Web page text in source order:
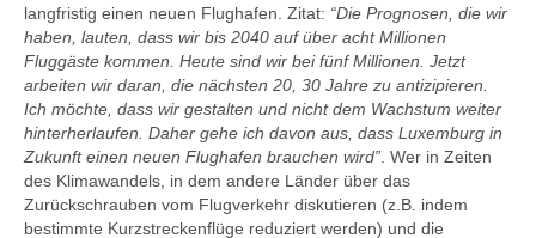
langfristig einen neuen Flughafen. Zitat: “Die Prognosen, die wir
haben, lauten, dass wir bis 2040 auf über acht Millionen
Fluggäste kommen. Heute sind wir bei fünf Millionen. Jetzt
arbeiten wir daran, die nächsten 20, 30 Jahre zu antizipieren.
Ich möchte, dass wir gestalten und nicht dem Wachstum weiter
hinterherlaufen. Daher gehe ich davon aus, dass Luxemburg in
Zukunft einen neuen Flughafen brauchen wird” . Wer in Zeiten
des Klimawandels, in dem andere Länder über das
Zurückschrauben vom Flugverkehr diskutieren (z.B. indem
bestimmte Kurzstreckenflüge reduziert werden) und die